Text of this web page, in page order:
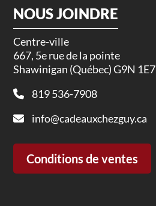
NOUS JOINDRE
Centre-ville
667, 5e rue de la pointe
Shawinigan (Québec) G9N 1E7
819 536-7908
info@cadeauxchezguy.ca
Conditions de ventes